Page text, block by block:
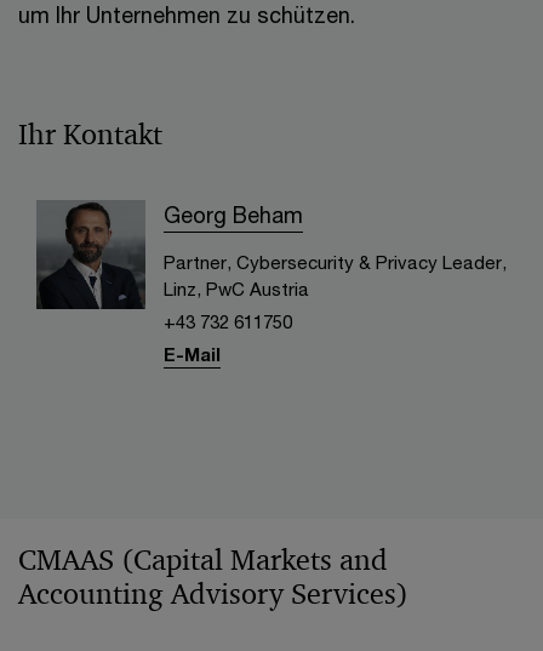
um Ihr Unternehmen zu schützen.
Ihr Kontakt
Georg Beham
Partner, Cybersecurity & Privacy Leader,
Linz, PwC Austria
+43 732 611750
E-Mail
CMAAS (Capital Markets and
Accounting Advisory Services)